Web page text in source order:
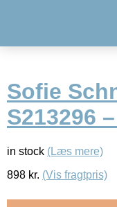
Sofie
S213296
in stock (Læs mere)
898 kr. (Vis fragtpris)